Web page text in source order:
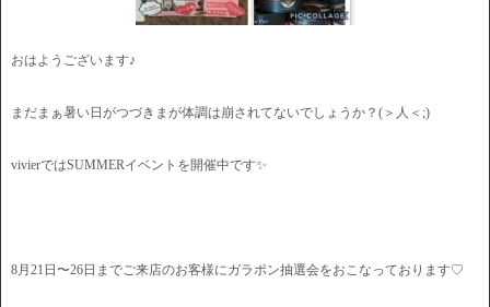
おはようございます♪
まだまぁ暑い日がつづきまが体調は崩されてないでしょうか？(＞人＜;)
vivierではSUMMERイベントを開催中です✨
8月21日〜26日までご来店のお客様にガラポン抽選会をおこなっております♡